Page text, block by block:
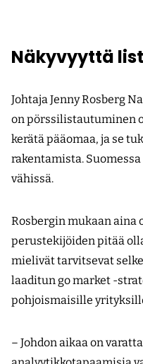
Näkyvyyttä
Johtaja Jenny Rosberg
on pörssilistautuminen
kerätä pääomaa, ja se
rakentamista.
vähissä.
Rosbergin mukaan aina
perustekijöiden pitää
mielivät tarvitsevat
laaditun go market -
pohjoismaisille
– Johdon aikaa on